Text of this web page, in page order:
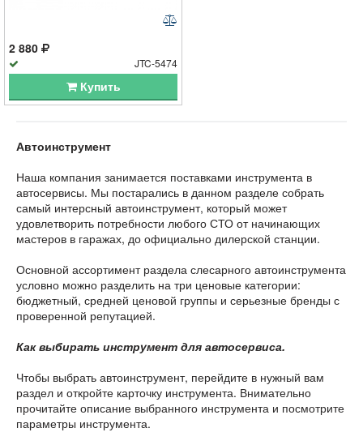
2 880
JTC-5474
Купить
Автоинструмент
Наша компания занимается поставками инструмента в
автосервисы. Мы постарались в данном разделе собрать
самый интерсный автоинструмент, который может
удовлетворить потребности любого СТО от начинающих
мастеров в гаражах, до официально дилерской станции.
Основной ассортимент раздела слесарного автоинструмента
условно можно разделить на три ценовые категории:
бюджетный, средней ценовой группы и серьезные бренды с
проверенной репутацией.
Как выбирать инструмент для автосервиса.
Чтобы выбрать автоинструмент, перейдите в нужный вам
раздел и откройте карточку инструмента. Внимательно
прочитайте описание выбранного инструмента и посмотрите
параметры инструмента.